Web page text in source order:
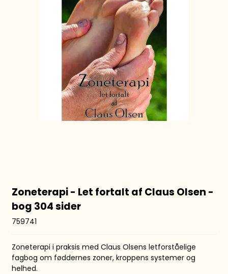
Zoneterapi - Let fortalt af Claus Olsen -
bog 304 sider
759741
Zoneterapi i praksis med Claus Olsens letforståelige
fagbog om føddernes zoner, kroppens systemer og
helhed.